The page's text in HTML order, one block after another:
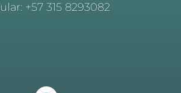
+57 315 8293082